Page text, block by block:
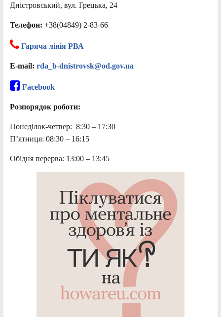
Дністровський, вул. Грецька, 24
Телефон: +38(04849) 2-83-66
Гаряча лінія РВА
E-mail: rda_b-dnistrovsk@od.gov.ua
Facebook
Розпорядок роботи:
Понеділок-четвер: 8:30 – 17:30
П’ятниця: 08:30 – 16:15
Обідня перерва: 13:00 – 13:45